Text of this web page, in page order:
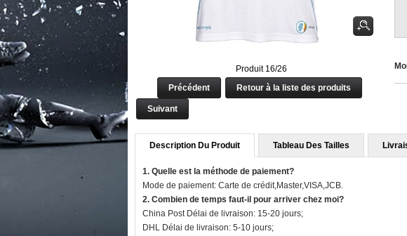
Produit 16/26
Précédent
Retour à la liste des produits
Suivant
Description Du Produit Tableau Des Tailles
1. Quelle est la méthode de paiement?
Mode de paiement: Carte de crédit,Master,VISA,JCB.
2. Combien de temps faut-il pour arriver chez moi?
China Post Délai de livraison: 15-20 jours;
DHL Délai de livraison: 5-10 jours;